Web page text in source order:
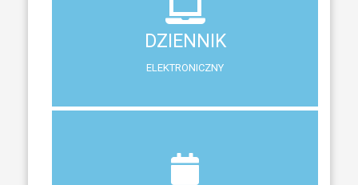
DZIENNIK
ELEKTRONICZNY
ELEKTRONICZNY
System zewnętrzny do śledzenia postępów w nauce